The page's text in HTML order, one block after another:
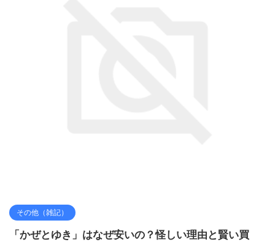
その他（雑記）
「かぜとゆき」はなぜ安いの？怪しい理由と賢い買